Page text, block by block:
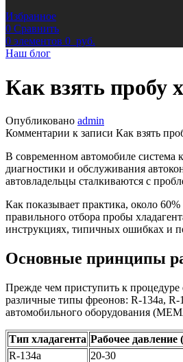
Избранное
0 Сравнить
0 элементов 0 руб.
Наш блог
Как взять пробу
Опубликовано admin
Комментарии к записи Как взять
В современном автомобиле система
диагностики и обслуживания
автовладельцы сталкиваются с
Как показывает практика, около
правильного отбора пробы
инструкциях, типичных ошибках и
Основные принципы
Прежде чем приступить к
различные типы фреонов: R-134a,
автомобильного оборудования
Тип хладагента Рабочее давление
R-134a
20-30